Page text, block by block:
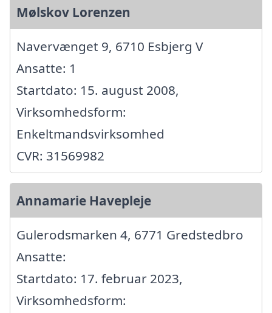
Mølskov Lorenzen
Navervænget 9, 6710 Esbjerg V
Ansatte: 1
Startdato: 15. august 2008,
Virksomhedsform:
Enkeltmandsvirksomhed
CVR: 31569982
Annamarie Havepleje
Gulerodsmarken 4, 6771 Gredstedbro
Ansatte:
Startdato: 17. februar 2023,
Virksomhedsform: